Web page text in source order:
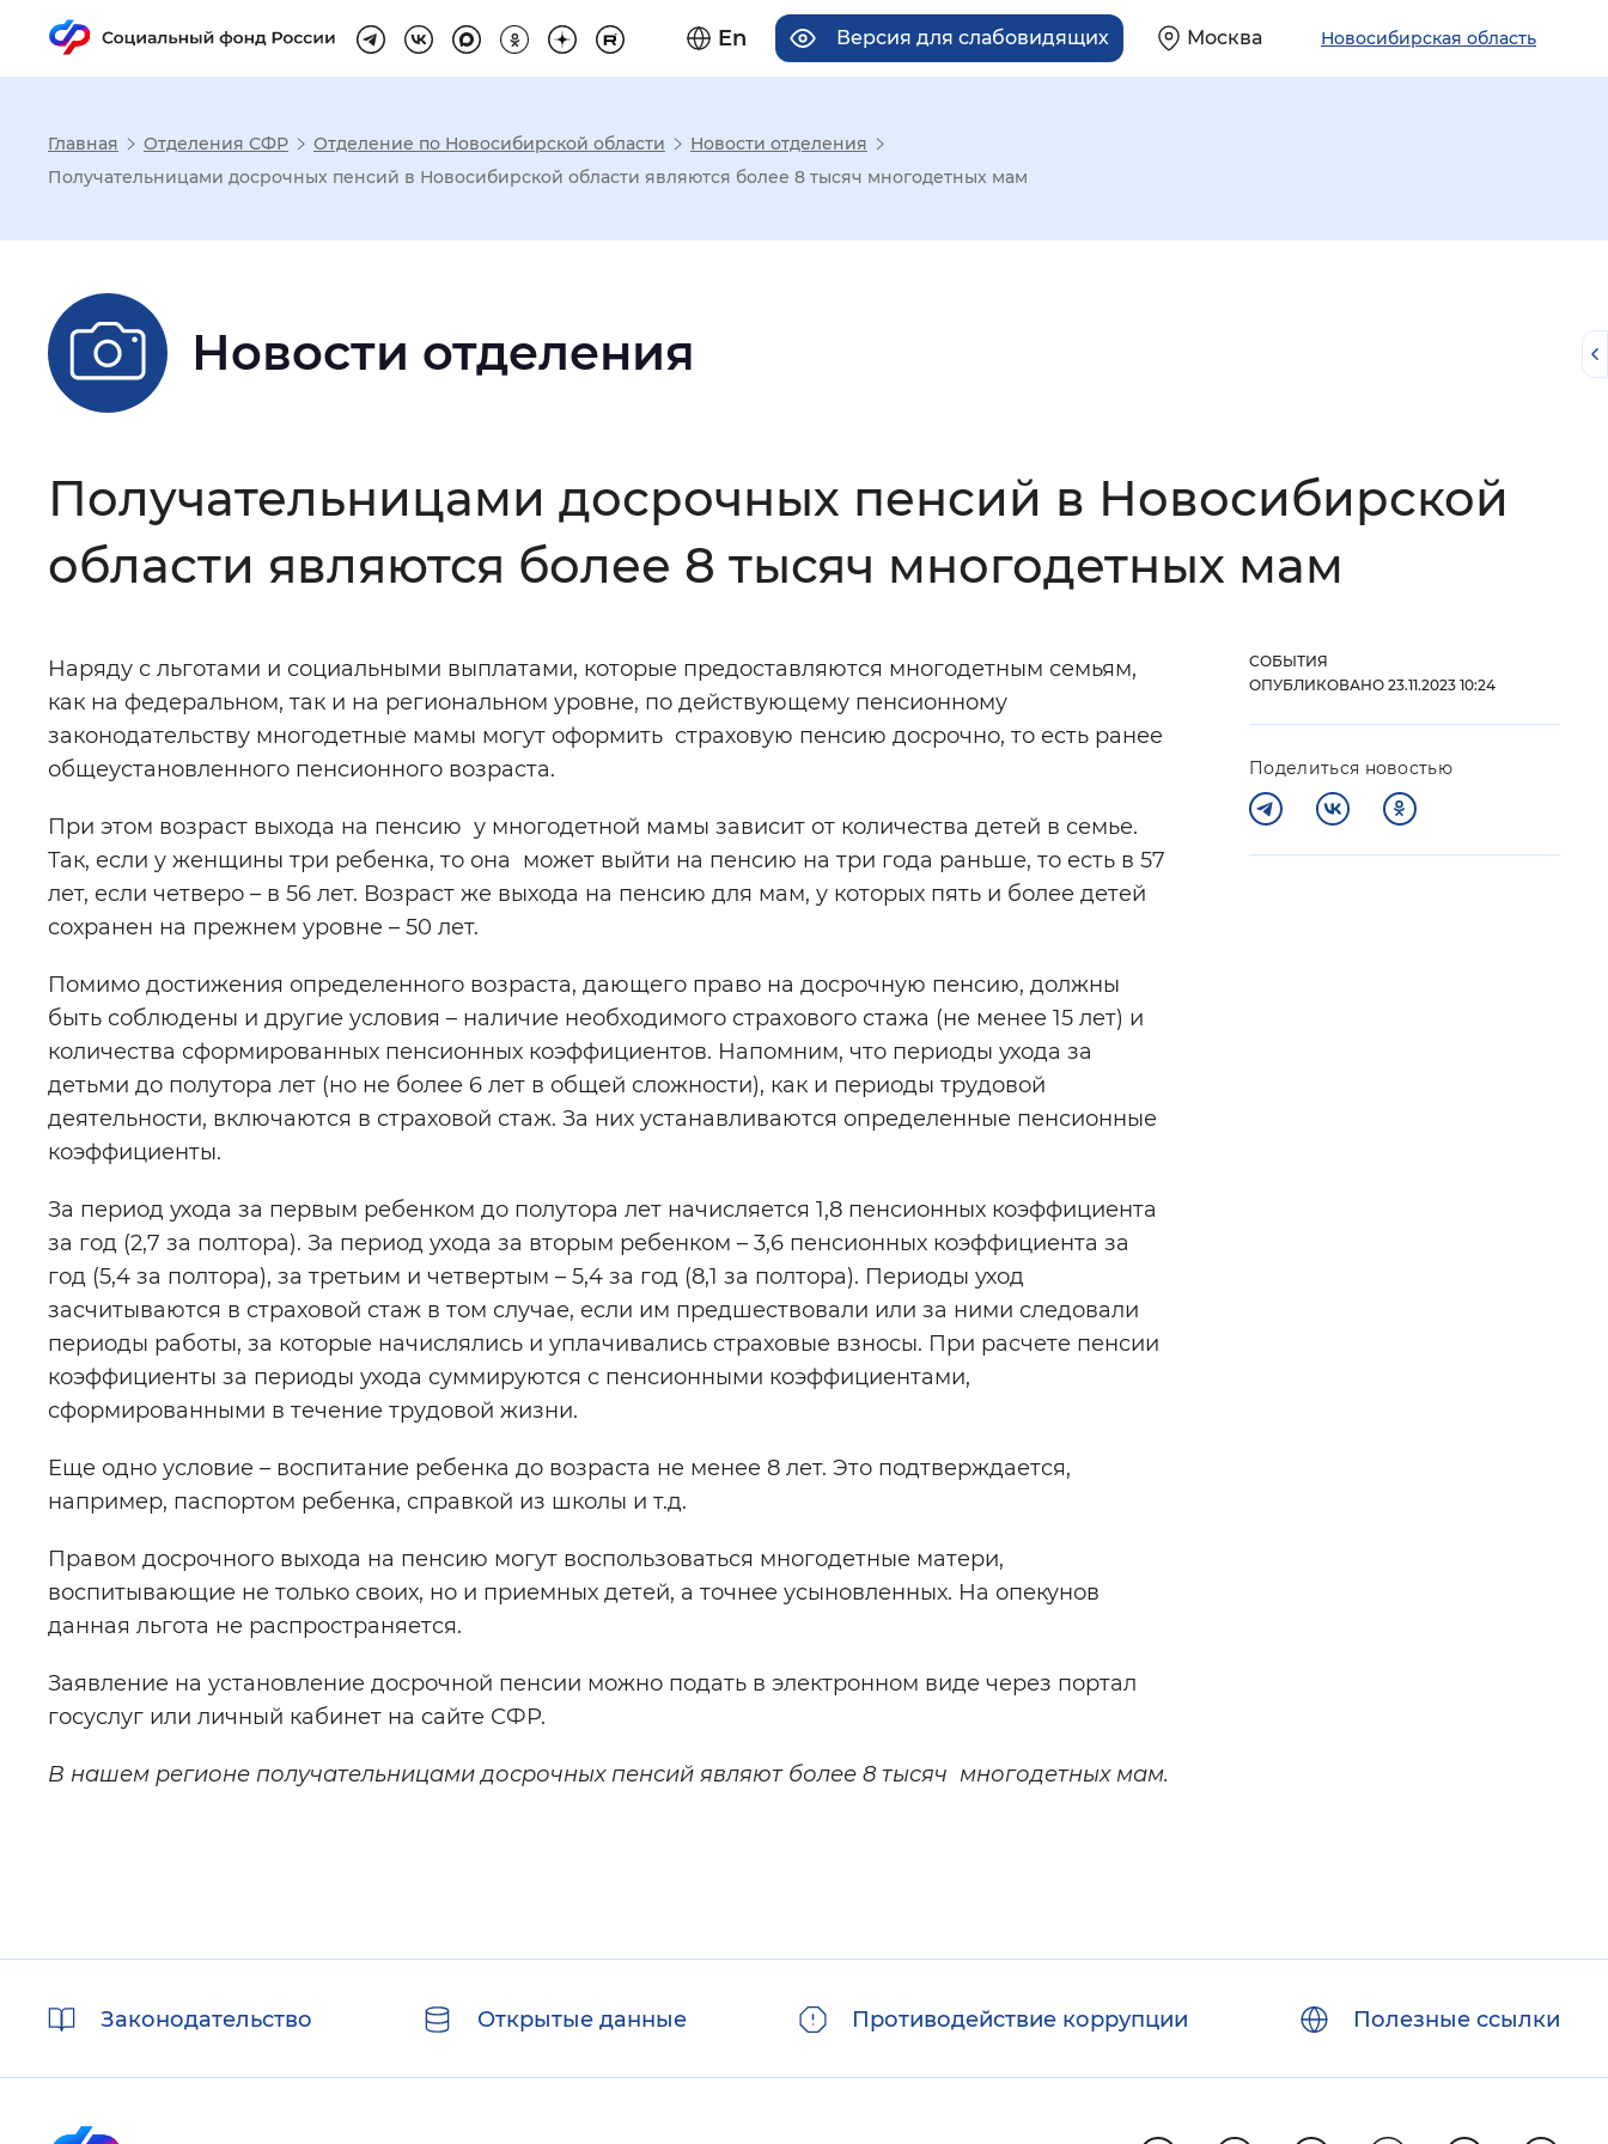
En Версия для слабовидящих Москва Новосибирская область
Настройка режима отображения
Шрифт: Без засечек С засечками
Большой
Цвет сайта: Монохромный Инверсивный монохромный Синий фон
Изображения Включены Выключены
Звуковой ассистент: Воспроизвести
Вернуть стандартные настройки
Главная Отделения СФР Отделение по Новосибирской области
Новости отделения
Получательницами досрочных пенсий в Новосибирской области являются более 8 тысяч многодетных мам
Новости отделения
Получательницами досрочных пенсий в Новосибирской
области являются более 8 тысяч многодетных мам
Наряду с льготами и социальными выплатами, которые предоставляются многодетным семьям,
как на федеральном, так и на региональном уровне, по действующему пенсионному
законодательству многодетные мамы могут оформить страховую пенсию досрочно, то есть ранее
общеустановленного пенсионного возраста.
При этом возраст выхода на пенсию у многодетной мамы зависит от количества детей в семье.
Так, если у женщины три ребенка, то она может выйти на пенсию на три года раньше, то есть в 57
лет, если четверо – в 56 лет. Возраст же выхода на пенсию для мам, у которых пять и более детей
сохранен на прежнем уровне – 50 лет.
Помимо достижения определенного возраста, дающего право на досрочную пенсию, должны
быть соблюдены и другие условия – наличие необходимого страхового стажа (не менее 15 лет) и
количества сформированных пенсионных коэффициентов. Напомним, что периоды ухода за
детьми до полутора лет (но не более 6 лет в общей сложности), как и периоды трудовой
деятельности, включаются в страховой стаж. За них устанавливаются определенные пенсионные
коэффициенты.
За период ухода за первым ребенком до полутора лет начисляется 1,8 пенсионных коэффициента
за год (2,7 за полтора). За период ухода за вторым ребенком – 3,6 пенсионных коэффициента за
год (5,4 за полтора), за третьим и четвертым – 5,4 за год (8,1 за полтора). Периоды уход
засчитываются в страховой стаж в том случае, если им предшествовали или за ними следовали
периоды работы, за которые начислялись и уплачивались страховые взносы. При расчете пенсии
коэффициенты за периоды ухода суммируются с пенсионными коэффициентами,
сформированными в течение трудовой жизни.
Еще одно условие – воспитание ребенка до возраста не менее 8 лет. Это подтверждается,
например, паспортом ребенка, справкой из школы и т.д.
Правом досрочного выхода на пенсию могут воспользоваться многодетные матери,
воспитывающие не только своих, но и приемных детей, а точнее усыновленных. На опекунов
данная льгота не распространяется.
Заявление на установление досрочной пенсии можно подать в электронном виде через портал
госуслуг или личный кабинет на сайте СФР.
В нашем регионе получательницами досрочных пенсий являют более 8 тысяч многодетных мам.
СОБЫТИЯ
ОПУБЛИКОВАНО 23.11.2023 10:24
Поделиться новостью
ссылкиЗаконодательство Открытые данные Противодействие коррупции Полезные ссылки